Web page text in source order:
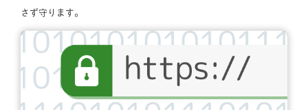
さず守ります。